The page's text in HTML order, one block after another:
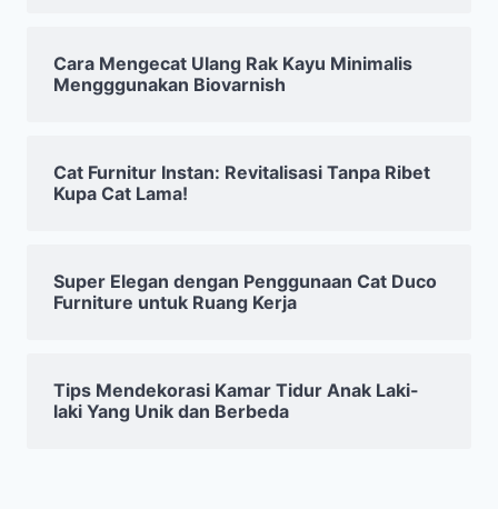
Cara Mengecat Ulang Rak Kayu Minimalis
Mengggunakan Biovarnish
Cat Furnitur Instan: Revitalisasi Tanpa Ribet
Kupa Cat Lama!
Super Elegan dengan Penggunaan Cat Duco
Furniture untuk Ruang Kerja
Tips Mendekorasi Kamar Tidur Anak Laki-
laki Yang Unik dan Berbeda